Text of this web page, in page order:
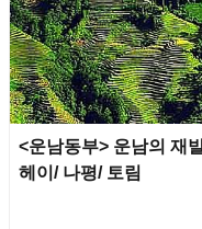
<운남동부> 운남의 재
헤이/ 나평/ 토림